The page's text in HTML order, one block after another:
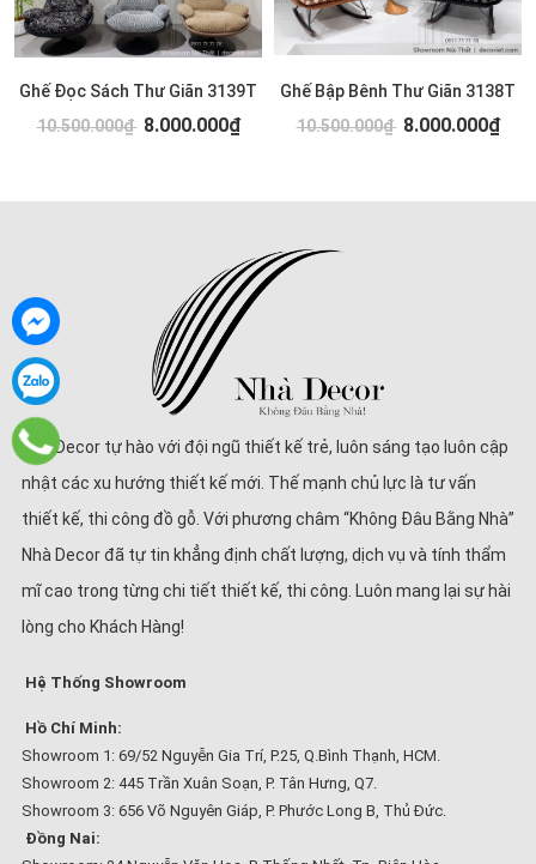
Ghế Đọc Sách Thư Giãn 3139T
10.500.000₫ 8.000.000₫
Ghế Bập Bênh Thư Giãn 3138T
10.500.000₫ 8.000.000₫
Nhà Decor tự hào với đội ngũ thiết kế trẻ, luôn sáng tạo luôn cập
nhật các xu hướng thiết kế mới. Thế mạnh chủ lực là tư vấn
thiết kế, thi công đồ gỗ. Với phương châm “Không Đâu Bằng Nhà”
Nhà Decor đã tự tin khẳng định chất lượng, dịch vụ và tính thẩm
mĩ cao trong từng chi tiết thiết kế, thi công. Luôn mang lại sự hài
lòng cho Khách Hàng!
Hệ Thống Showroom
Hồ Chí Minh:
Showroom 1: 69/52 Nguyễn Gia Trí, P.25, Q.Bình Thạnh, HCM.
Showroom 2: 445 Trần Xuân Soạn, P. Tân Hưng, Q7.
Showroom 3: 656 Võ Nguyên Giáp, P. Phước Long B, Thủ Đức.
Đồng Nai: